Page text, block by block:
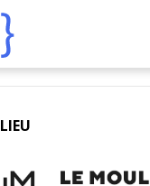
CONTACT
LIEU